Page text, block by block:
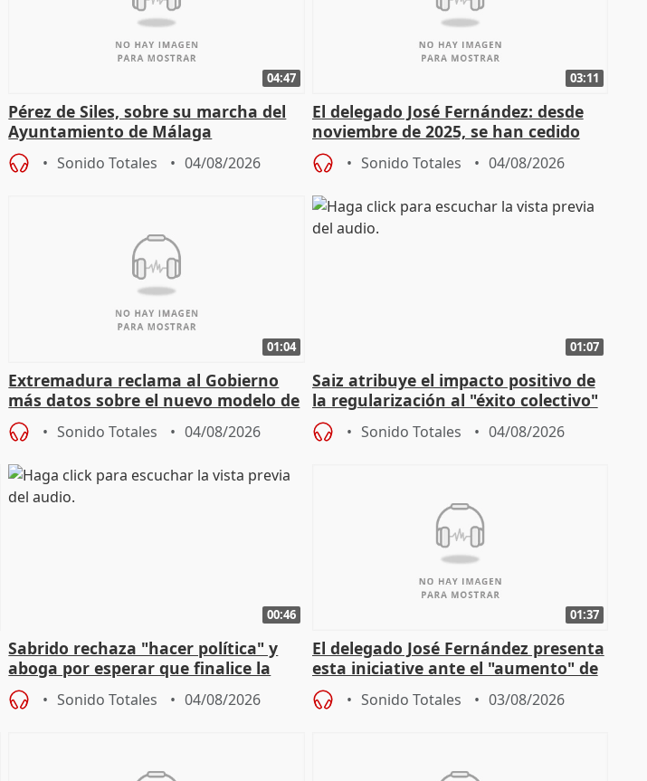
04:47
Pérez de Siles, sobre su marcha del
Ayuntamiento de Málaga
Sonido Totales 04/08/2026
03:11
El delegado José Fernández: desde
noviembre de 2025, se han cedido
9.810 ayudas por nacimiento
Sonido Totales 04/08/2026
01:04
Extremadura reclama al Gobierno
más datos sobre el nuevo modelo de
financiación
Sonido Totales 04/08/2026
01:07
Saiz atribuye el impacto positivo de
la regularización al "éxito colectivo"
del Gobierno
Sonido Totales 04/08/2026
00:46
Sabrido rechaza "hacer política" y
aboga por esperar que finalice la
investigación del incendio
Sonido Totales 04/08/2026
01:37
El delegado José Fernández presenta
esta iniciative ante el "aumento" de
personas sin hogar en Madri
Sonido Totales 03/08/2026